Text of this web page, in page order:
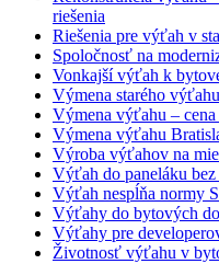
riešenia
Riešenia pre výťah v
Spoločnosť na
Vonkajší výťah k
Výmena starého
Výmena výťahu –
Výmena výťahu
Výroba výťahov na
Výťah do paneláku bez
Výťah nespĺňa normy
Výťahy do bytových
Výťahy pre
Životnosť výťahu v